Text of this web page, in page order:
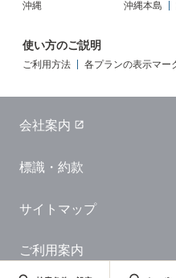
沖縄
沖縄本島
使い方のご説明
ご利用方法 各プランの表示マー
会社案内
標識・約款
サイトマップ
ご利用案内